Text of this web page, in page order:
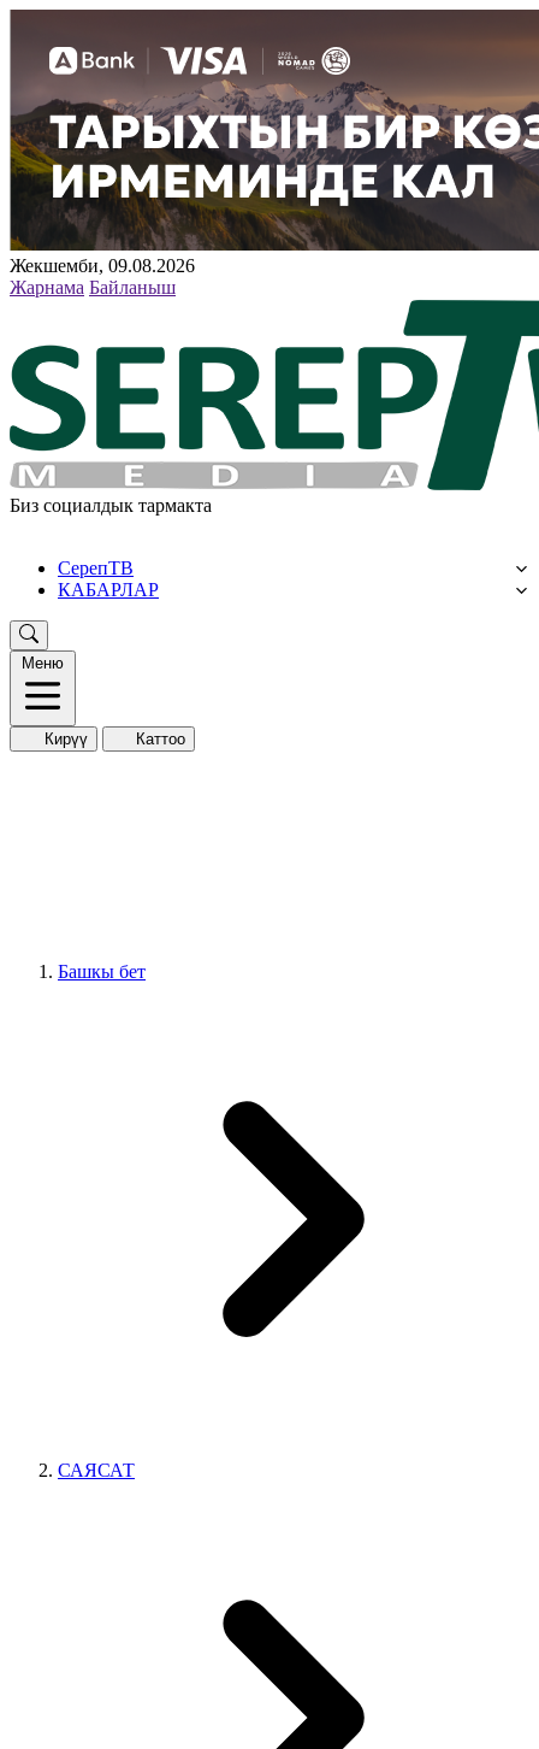
Жекшемби, 09.08.2026
Жарнама Байланыш
Биз социалдык тармакта
СерепТВ
КАБАРЛАР
Меню
Кирүү Каттоо
Башкы бет
САЯСАТ